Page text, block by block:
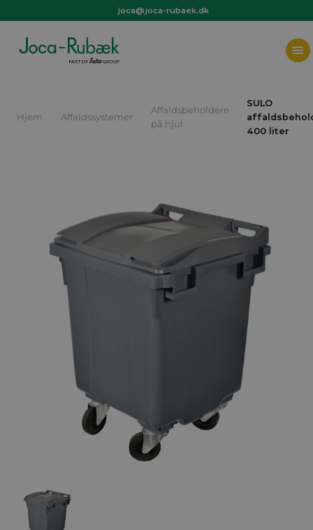
joca@joca-rubaek.dk
joca@joca-rubaek.dk
Hjem Affaldssystemer
Affaldsbeholdere
på hjul
SULO
400 liter